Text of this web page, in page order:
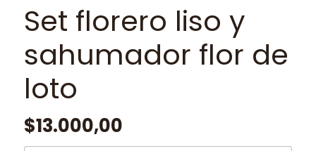
Set florero liso y
sahumador flor de
loto
$13.000,00